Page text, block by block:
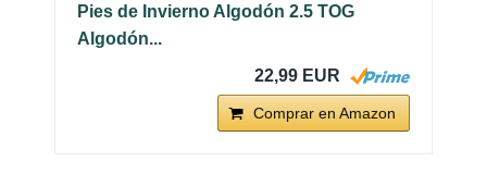
Pies de Invierno Algodón 2.5 TOG
Algodón...
22,99 EUR
Comprar en Amazon